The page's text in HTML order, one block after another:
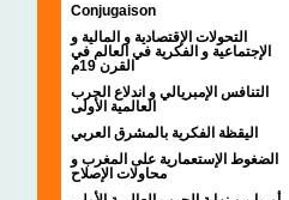
Conjugaison
التحولات الإقتصادية و المالية و
الإجتماعية و الفكرية في العالم في
القرن 19م
التنافس الإمبريالي و اندلاع الحرب
العالمية الأولى
اليقظة الفكرية بالمشرق العربي
الضغوط الإستعمارية على المغرب و
محاولات الإصلاح